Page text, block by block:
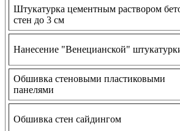
Штукатурка цементным раствором
стен до 3 см
Нанесение "Венецианской"
Обшивка стеновыми пластиковыми
панелями
Обшивка стен сайдингом